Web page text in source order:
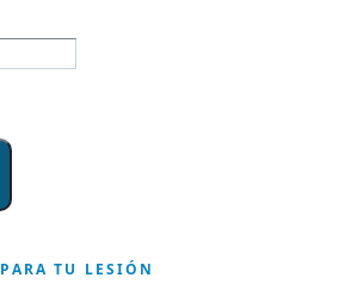
PARA TU LESIÓN